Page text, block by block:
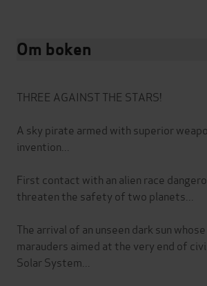
Om boken
THREE AGAINST THE STARS!
A sky pirate armed with superior
invention...
First contact with an alien race
threaten the safety of two planets...
The arrival of an unseen dark sun
marauders aimed at the very end of
Solar System...